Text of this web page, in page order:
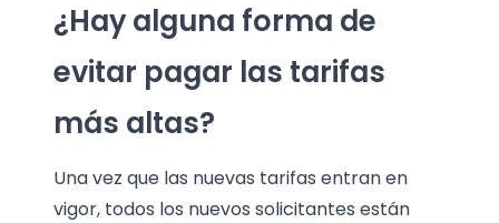
¿Hay alguna forma de
evitar pagar las tarifas
más altas?
Una vez que las nuevas tarifas entran en
vigor, todos los nuevos solicitantes están